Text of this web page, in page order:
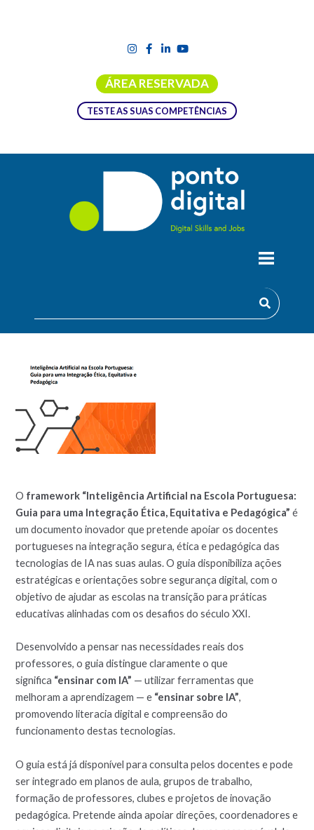
ÁREA RESERVADA
TESTE AS SUAS COMPETÊNCIAS
INTELIGÊNCIA ARTIFICIAL NA ESCOLA
INTEGRAÇÃO ÉTICA, EQUITATIVA E
O framework “Inteligência Artificial na Escola Portuguesa:
Guia para uma Integração Ética, Equitativa e Pedagógica” é
um documento inovador que pretende apoiar os docentes
portugueses na integração segura, ética e pedagógica das
tecnologias de IA nas suas aulas. O guia disponibiliza ações
estratégicas e orientações sobre segurança digital, com o
objetivo de ajudar as escolas na transição para práticas
educativas alinhadas com os desafios do século XXI.
Desenvolvido a pensar nas necessidades reais dos
professores, o guia distingue claramente o que
significa “ensinar com IA” — utilizar ferramentas que
melhoram a aprendizagem — e “ensinar sobre IA”,
promovendo literacia digital e compreensão do
funcionamento destas tecnologias.
O guia está já disponível para consulta pelos docentes e pode
ser integrado em planos de aula, grupos de trabalho,
formação de professores, clubes e projetos de inovação
pedagógica. Pretende ainda apoiar direções, coordenadores e